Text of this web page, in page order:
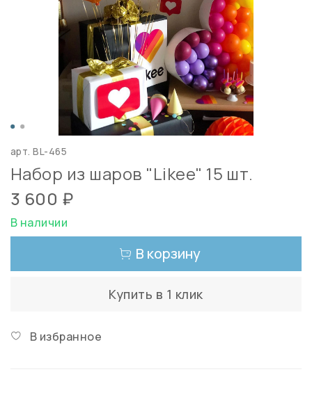
арт.BL-465
Набор из шаров "Likee" 15 шт.
3 600 ₽
В наличии
В корзину
Купить в 1 клик
В избранное